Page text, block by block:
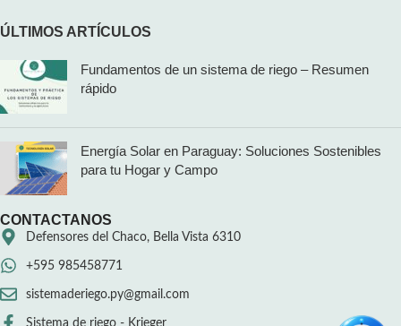
ÚLTIMOS ARTÍCULOS
Fundamentos de un sistema de riego – Resumen
rápido
Energía Solar en Paraguay: Soluciones Sostenibles
para tu Hogar y Campo
CONTACTANOS
Defensores del Chaco, Bella Vista 6310
+595 985458771
sistemaderiego.py@gmail.com
Sistema de riego - Krieger